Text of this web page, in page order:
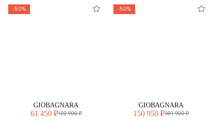
-50%
GIOBAGNARA
61 450 ₽122 900 ₽
-50%
GIOBAGNARA
150 950 ₽301 900 ₽